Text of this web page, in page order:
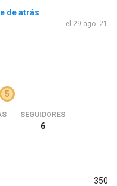
de atrás
el 29 ago. 21
5
SEGUIDORES
6
350